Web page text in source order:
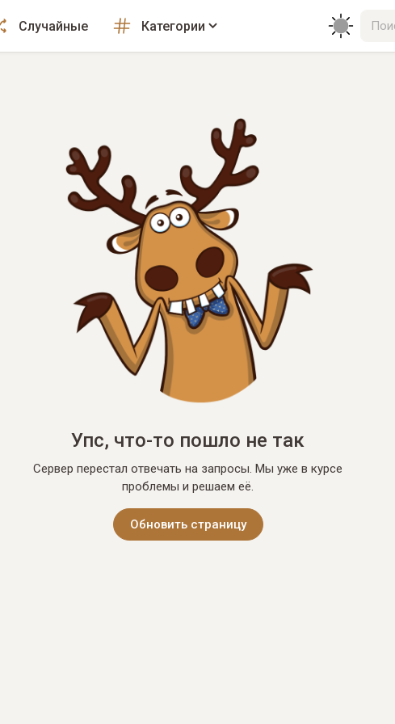
Случайные Категории
Упс, что-то пошло не так
Сервер перестал отвечать на запросы. Мы уже в курсе
проблемы и решаем её.
Обновить страницу